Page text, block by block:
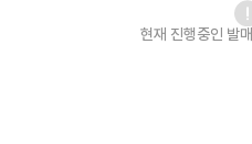
현재 진행중인 발매